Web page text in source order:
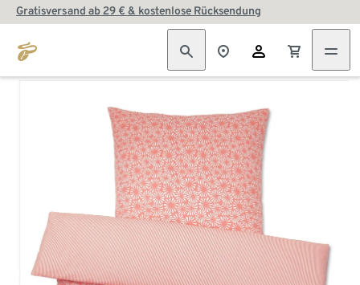
Gratisversand ab 29 € & kostenlose Rücksendung